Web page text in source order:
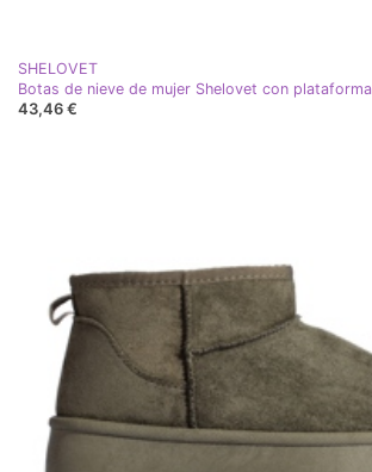
SHELOVET
Botas de nieve de mujer Shelovet con
43,46 €